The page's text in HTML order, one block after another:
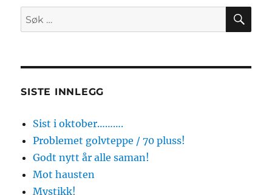
Søk
etter:
SISTE INNLEGG
Sist i oktober……….
Problemet golvteppe / 70 pluss!
Godt nytt år alle saman!
Mot hausten
Mystikk!